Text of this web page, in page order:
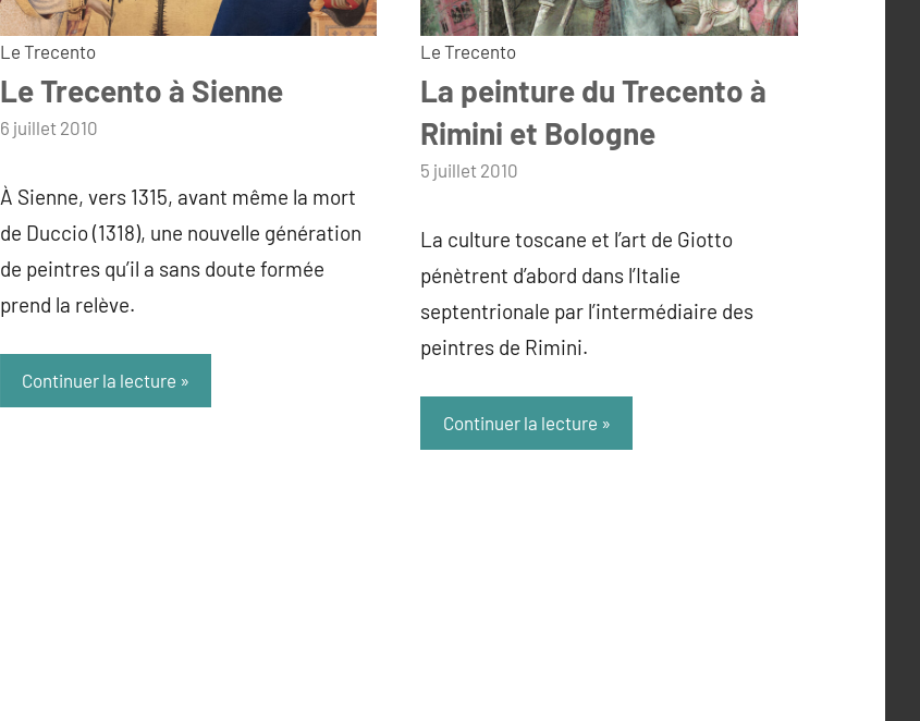
Le Trecento
Le Trecento à Sienne
par
6 juillet 2010
À Sienne, vers 1315, avant même la mort
de Duccio (1318), une nouvelle génération
de peintres qu’il a sans doute formée
prend la relève.
Continuer la lecture
Le Trecento
La peinture du Trecento à
Rimini et Bologne
par
5 juillet 2010
La culture toscane et l’art de Giotto
pénètrent d’abord dans l’Italie
septentrionale par l’intermédiaire des
peintres de Rimini.
Continuer la lecture